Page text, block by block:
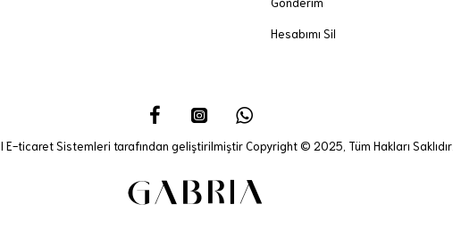
Hesabımı Sil
I E-ticaret Sistemleri tarafından geliştirilmiştir Copyright © 2025, Tüm Hakları Saklıdır.